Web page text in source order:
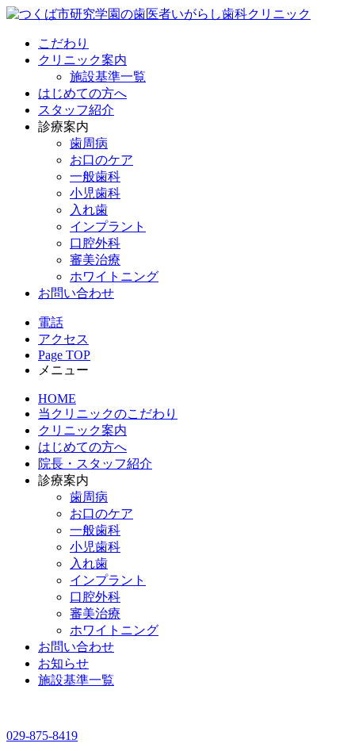
こだわり
クリニック案内
施設基準一覧
はじめての方へ
スタッフ紹介
診療案内
歯周病
お口のケア
一般歯科
小児歯科
入れ歯
インプラント
口腔外科
審美治療
ホワイトニング
お問い合わせ
電話
アクセス
Page TOP
メニュー
HOME
当クリニックのこだわり
クリニック案内
はじめての方へ
院長・スタッフ紹介
診療案内
歯周病
お口のケア
一般歯科
小児歯科
入れ歯
インプラント
口腔外科
審美治療
ホワイトニング
お問い合わせ
お知らせ
施設基準一覧
029-875-8419